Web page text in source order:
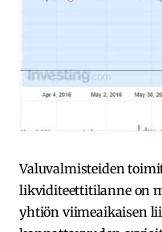
Valuvalmisteiden
likviditeettitilanne on
yhtiön viimeaikaisen